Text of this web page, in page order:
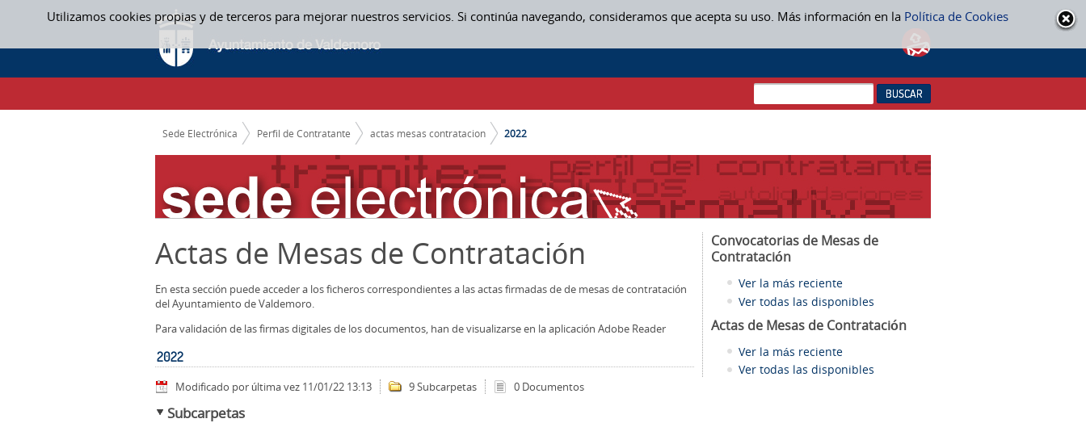
Utilizamos cookies propias y de terceros para mejorar nuestros servicios. Si continúa navegando, consideramos que acepta su uso. Más información en la Política de Cookies
Saltar al contenido
2022 - ACTAS MESAS CONTRATACION
CAMINO DE MIGAS
Sede Electrónica Perfil de Contratante actas mesas contratacion 2022
Actas de Mesas de Contratación
En esta sección puede acceder a los ficheros correspondientes a las actas firmadas de de mesas de contratación
del Ayuntamiento de Valdemoro.
Para validación de las firmas digitales de los documentos, han de visualizarse en la aplicación Adobe Reader
2022
Modificado por última vez 11/01/22 13:13 9 Subcarpetas 0 Documentos
Subcarpetas
Convocatorias de Mesas de
Contratación
Ver la más reciente
Ver todas las disponibles
Actas de Mesas de Contratación
Ver la más reciente
Ver todas las disponibles